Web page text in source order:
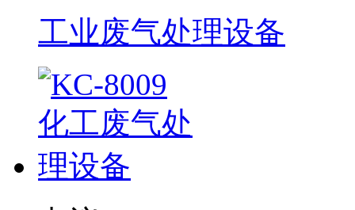
工业废气处理设备